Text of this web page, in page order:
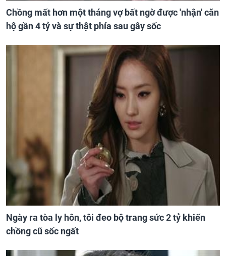
Chồng mất hơn một tháng vợ bất ngờ được 'nhận' căn
hộ gần 4 tỷ và sự thật phía sau gây sốc
Ngày ra tòa ly hôn, tôi đeo bộ trang sức 2 tỷ khiến
chồng cũ sốc ngất